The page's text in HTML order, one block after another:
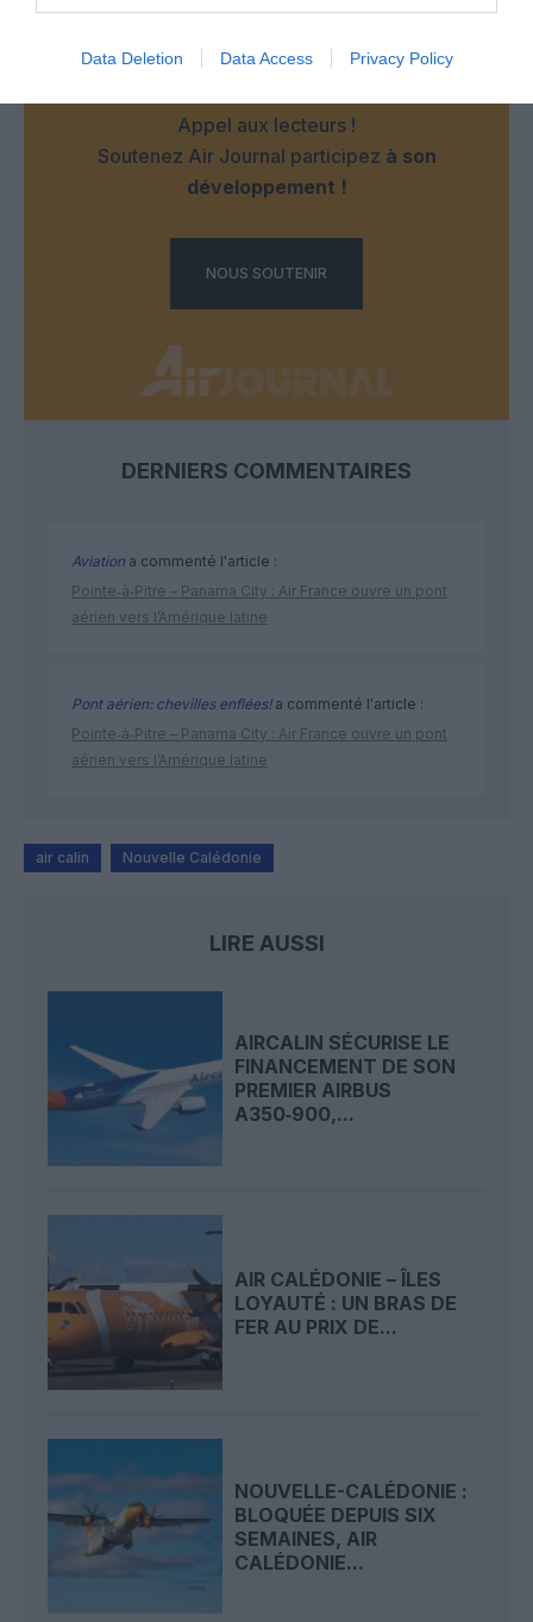
Data Deletion Data Access Privacy Policy
FAIRE UN DON
Appel aux lecteurs !
Soutenez Air Journal participez à son
développement !
NOUS SOUTENIR
DERNIERS COMMENTAIRES
Aviation a commenté l'article :
Pointe‑à‑Pitre – Panama City : Air France ouvre un pont
aérien vers l’Amérique latine
Pont aérien: chevilles enflées!a commenté l'article :
Pointe‑à‑Pitre – Panama City : Air France ouvre un pont
aérien vers l’Amérique latine
air calin Nouvelle Calédonie
LIRE AUSSI
AIRCALIN SÉCURISE LE
FINANCEMENT DE SON
PREMIER AIRBUS
A350‑900,...
AIR CALÉDONIE – ÎLES
LOYAUTÉ : UN BRAS DE
FER AU PRIX DE...
NOUVELLE-CALÉDONIE :
BLOQUÉE DEPUIS SIX
SEMAINES, AIR
CALÉDONIE...